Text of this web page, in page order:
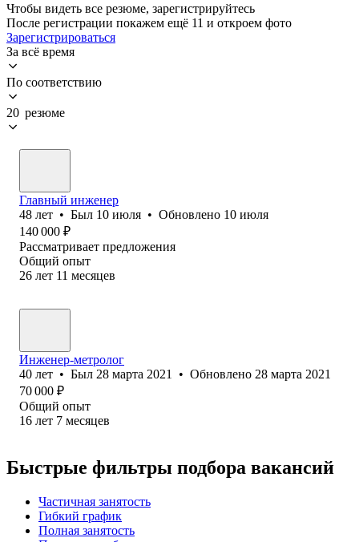
Чтобы видеть все резюме, зарегистрируйтесь
После регистрации покажем ещё 11 и откроем фото
Зарегистрироваться
За всё время
По соответствию
20 резюме
Главный инженер
48 лет • Был 10 июля • Обновлено 10 июля
140 000 ₽
Рассматривает предложения
Общий опыт
26 лет 11 месяцев
Инженер-метролог
40 лет • Был 28 марта 2021 • Обновлено 28 марта 2021
70 000 ₽
Общий опыт
16 лет 7 месяцев
Быстрые фильтры подбора вакансий
Частичная занятость
Гибкий график
Полная занятость